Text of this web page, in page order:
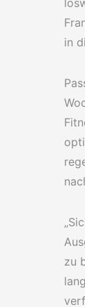
in
zu